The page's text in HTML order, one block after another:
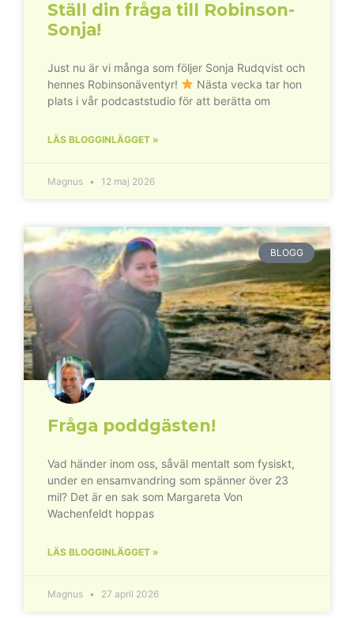
Ställ din fråga till Robinson-
Sonja!
Just nu är vi många som följer Sonja Rudqvist och
hennes Robinsonäventyr!
Nästa vecka tar hon
plats i vår podcaststudio för att berätta om
LÄS BLOGGINLÄGGET »
Magnus 12 maj 2026
BLOGG
Fråga poddgästen!
Vad händer inom oss, såväl mentalt som fysiskt,
under en ensamvandring som spänner över 23
mil? Det är en sak som Margareta Von
Wachenfeldt hoppas
LÄS BLOGGINLÄGGET »
Magnus 27 april 2026